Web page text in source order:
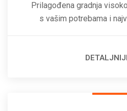
Prilagođena gradnja
s vašim potrebama i